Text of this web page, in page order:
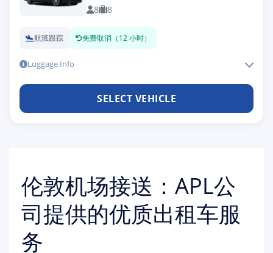
8 8
航班跟踪 免费取消（12 小时）
Luggage Info
SELECT VEHICLE
伦敦机场接送：APL公
司提供的优质出租车服
务